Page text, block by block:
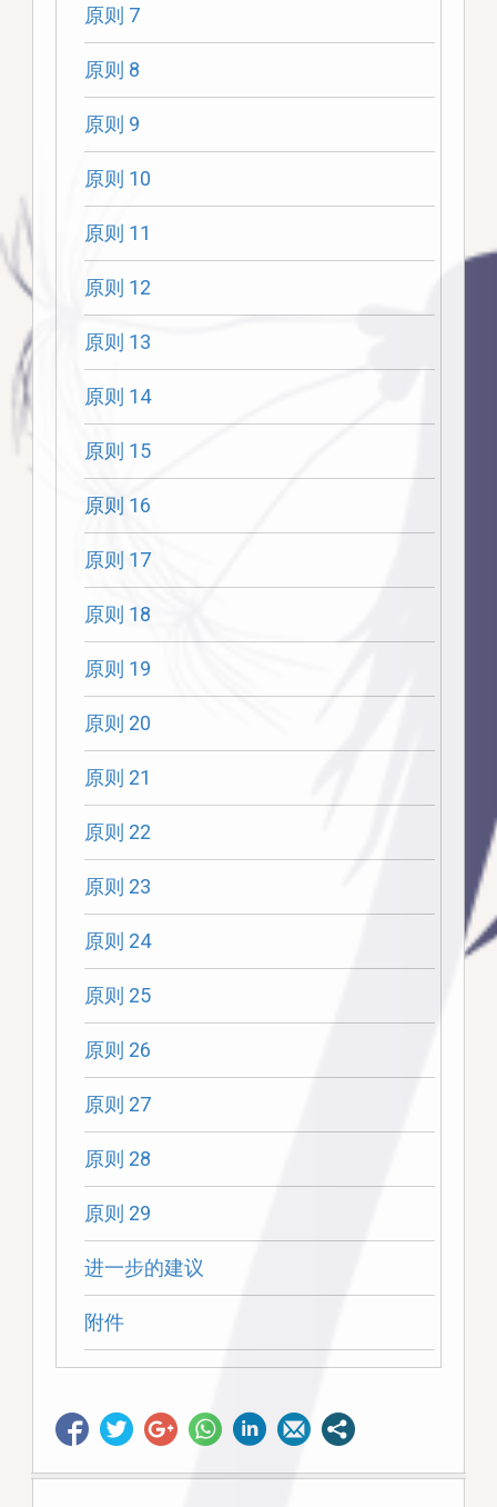
原则 7
原则 8
原则 9
原则 10
原则 11
原则 12
原则 13
原则 14
原则 15
原则 16
原则 17
原则 18
原则 19
原则 20
原则 21
原则 22
原则 23
原则 24
原则 25
原则 26
原则 27
原则 28
原则 29
进一步的建议
附件